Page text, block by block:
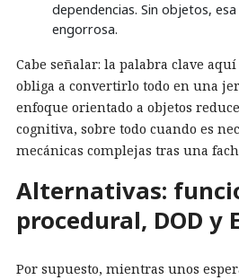
dependencias. Sin objetos,
engorrosa.
Cabe señalar: la palabra clave aquí
obliga a convertirlo todo en una
enfoque orientado a objetos
cognitiva, sobre todo cuando es
mecánicas complejas tras una
Alternativas:
procedural, DOD y
Por supuesto, mientras unos